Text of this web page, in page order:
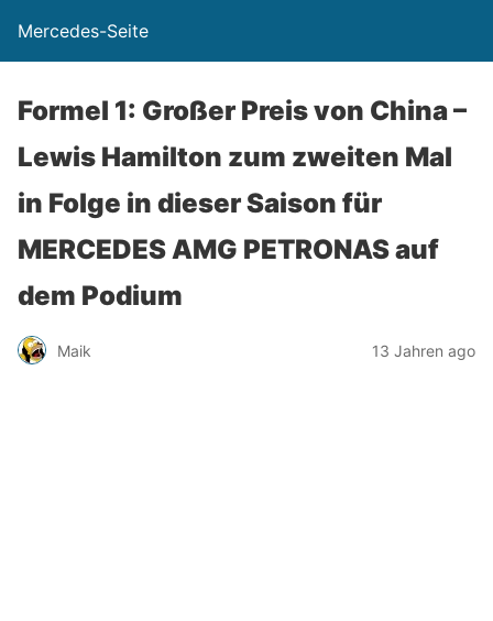
Mercedes-Seite
Formel 1: Großer Preis von China –
Lewis Hamilton zum zweiten Mal
in Folge in dieser Saison für
MERCEDES AMG PETRONAS auf
dem Podium
Maik 13 Jahren ago